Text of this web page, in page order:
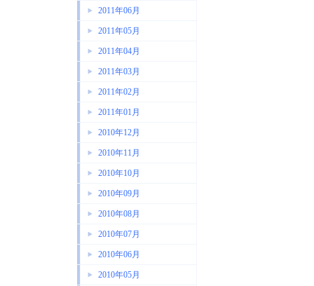
2011年06月
2011年05月
2011年04月
2011年03月
2011年02月
2011年01月
2010年12月
2010年11月
2010年10月
2010年09月
2010年08月
2010年07月
2010年06月
2010年05月